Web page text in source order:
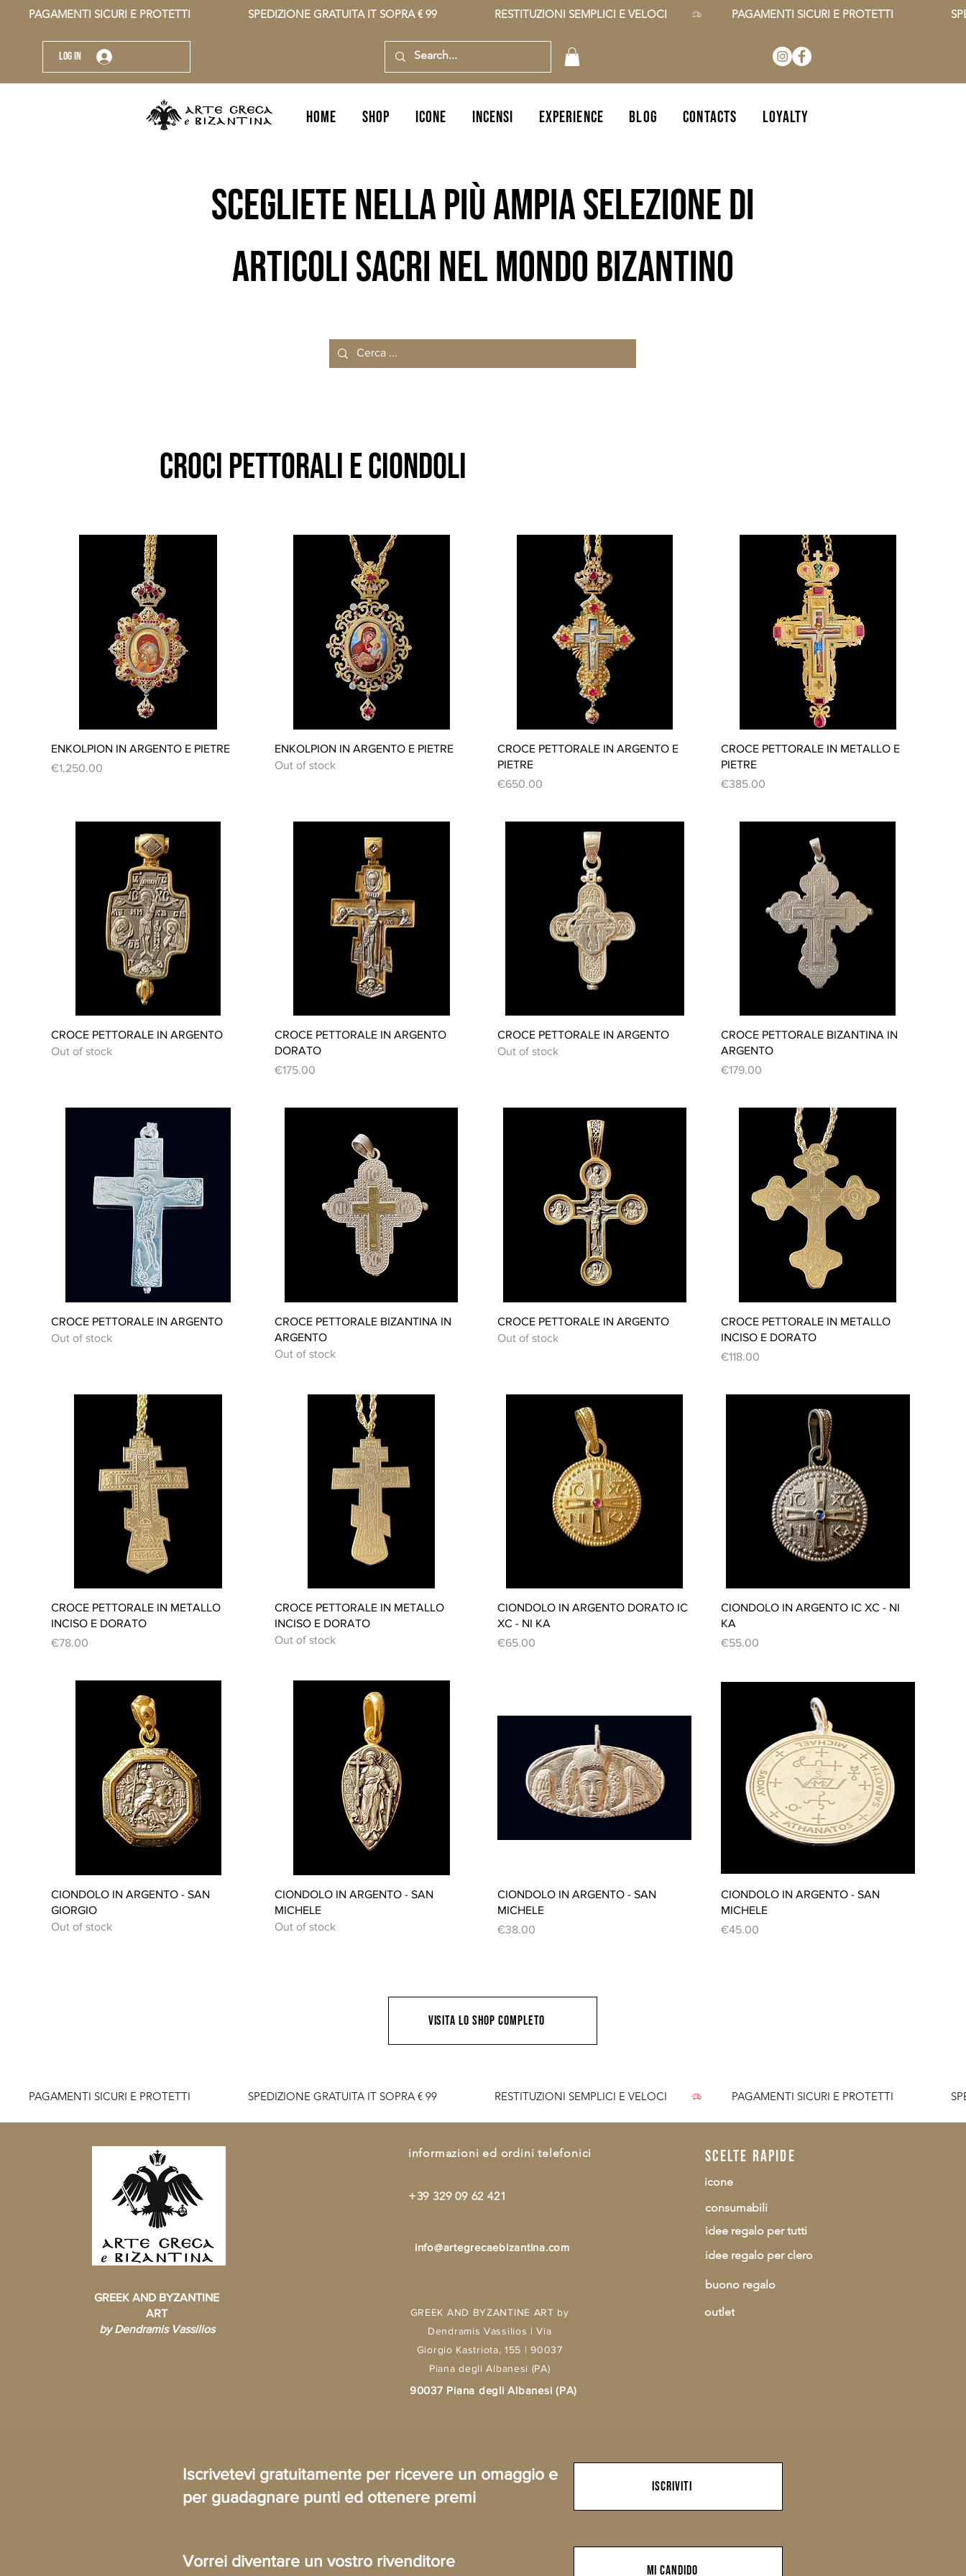
Log In
          PAGAMENTI SICURI E PROTETTI                    SPEDIZIONE GRATUITA IT SOPRA € 99                    RESTITUZIONI SEMPLICI E VELOCI
HOME SHOP icone incensi EXPERIENCE BLOG CONTACTS Loyalty
scegliete nella più ampia selezione di
articoli sacri nel mondo bizantino
croci pettorali e ciondoli
Quick View
ENKOLPION IN ARGENTO E PIETRE
Price
€1,250.00
Quick View
ENKOLPION IN ARGENTO E PIETRE
Out of stock
Quick View
CROCE PETTORALE IN ARGENTO E
PIETRE
Price
€650.00
Quick View
CROCE PETTORALE IN METALLO E
PIETRE
Price
€385.00
Quick View
CROCE PETTORALE IN ARGENTO
Out of stock
Quick View
CROCE PETTORALE IN ARGENTO
DORATO
Price
€175.00
Quick View
CROCE PETTORALE IN ARGENTO
Out of stock
Quick View
CROCE PETTORALE BIZANTINA IN
ARGENTO
Price
€179.00
Quick View
CROCE PETTORALE IN ARGENTO
Out of stock
Quick View
CROCE PETTORALE BIZANTINA IN
ARGENTO
Out of stock
Quick View
CROCE PETTORALE IN ARGENTO
Out of stock
Quick View
CROCE PETTORALE IN METALLO
INCISO E DORATO
Price
€118.00
Quick View
CROCE PETTORALE IN METALLO
INCISO E DORATO
Price
€78.00
Quick View
CROCE PETTORALE IN METALLO
INCISO E DORATO
Out of stock
Quick View
CIONDOLO IN ARGENTO DORATO IC
XC - NI KA
Price
€65.00
Quick View
CIONDOLO IN ARGENTO IC XC - NI
KA
Price
€55.00
Quick View
CIONDOLO IN ARGENTO - SAN
GIORGIO
Out of stock
Quick View
CIONDOLO IN ARGENTO - SAN
MICHELE
Out of stock
Quick View
CIONDOLO IN ARGENTO - SAN
MICHELE
Price
€38.00
Quick View
CIONDOLO IN ARGENTO - SAN
MICHELE
Price
€45.00
visita lo shop completo
          PAGAMENTI SICURI E PROTETTI                    SPEDIZIONE GRATUITA IT SOPRA € 99                    RESTITUZIONI SEMPLICI E VELOCI
GREEK AND BYZANTINE
ART
by Dendramis Vassilios
informazioni ed ordini telefonici
+39 329 09 62 421
info@artegrecaebizantina.com
GREEK AND BYZANTINE ART by
Dendramis Vassilios | Via
Giorgio Kastriota, 155 | 90037
Piana degli Albanesi (PA)
90037 Piana degli Albanesi (PA)
scelte rapide
icone
consumabili
idee regalo per tutti
idee regalo per clero
buono regalo
outlet
Iscrivetevi gratuitamente per ricevere un omaggio e
per guadagnare punti ed ottenere premi
iscriviti
Vorrei diventare un vostro rivenditore
mi candido